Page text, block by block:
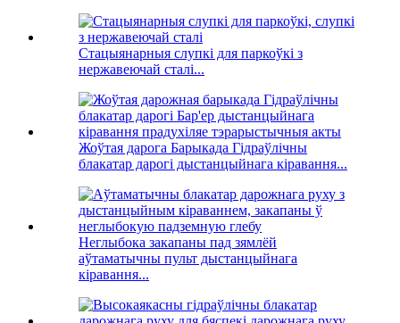
Стацыянарныя слупкі для паркоўкі з
нержавеючай сталі...
Жоўтая дарога Барыкада Гідраўлічны
блакатар дарогі дыстанцыйнага кіравання...
Неглыбока закапаны пад зямлёй
аўтаматычны пульт дыстанцыйнага
кіравання...